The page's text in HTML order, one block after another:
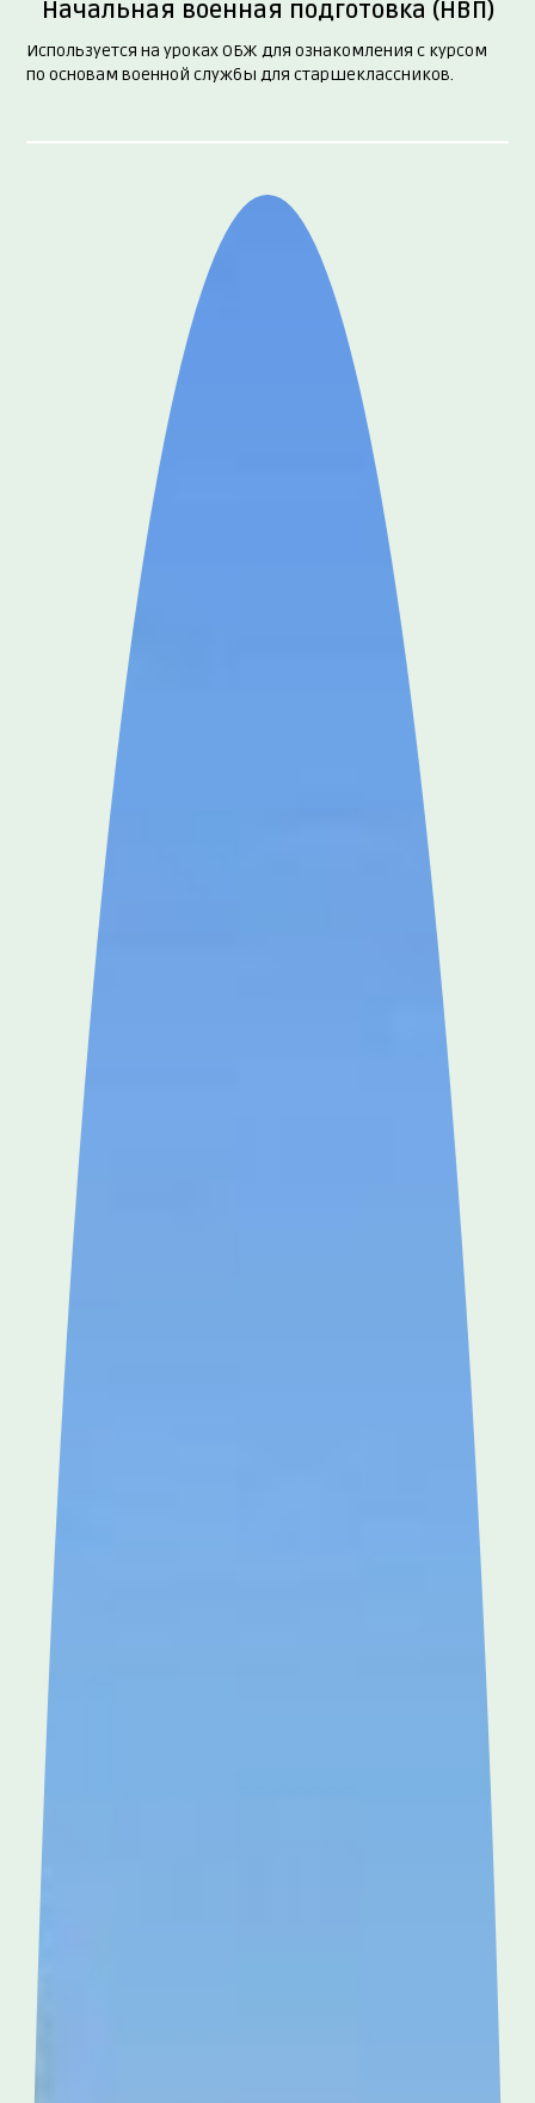
Начальная военная подготовка (НВП)
Используется на уроках ОБЖ для ознакомления с курсом
по основам военной службы для старшеклассников.